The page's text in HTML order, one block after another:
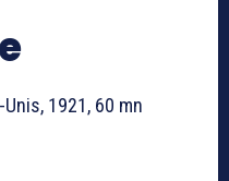
1921, 60 mn